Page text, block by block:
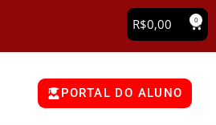
R$0,00 0
PORTAL DO ALUNO